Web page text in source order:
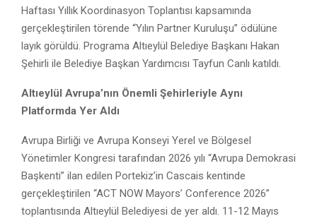
Haftası Yıllık Koordinasyon Toplantısı kapsamında
gerçekleştirilen törende “Yılın Partner Kuruluşu” ödülüne
layık görüldü. Programa Altıeylül Belediye Başkanı Hakan
Şehirli ile Belediye Başkan Yardımcısı Tayfun Canlı katıldı.
Altıeylül Avrupa’nın Önemli Şehirleriyle Aynı
Platformda Yer Aldı
Avrupa Birliği ve Avrupa Konseyi Yerel ve Bölgesel
Yönetimler Kongresi tarafından 2026 yılı “Avrupa Demokrasi
Başkenti” ilan edilen Portekiz’in Cascais kentinde
gerçekleştirilen “ACT NOW Mayors’ Conference 2026”
toplantısında Altıeylül Belediyesi de yer aldı. 11-12 Mayıs